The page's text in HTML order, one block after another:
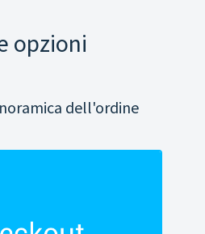
opzioni
dell'ordine